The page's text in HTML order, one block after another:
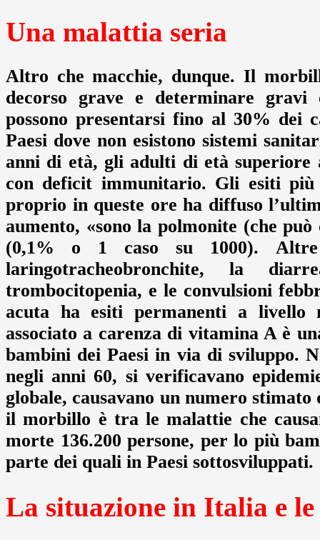
Una malattia seria
Altro che macchie, dunque. Il
decorso grave e determinare gravi
possono presentarsi fino al 30% dei
Paesi dove non esistono sistemi
anni di età, gli adulti di età superiore
con deficit immunitario. Gli esiti più
proprio in queste ore ha diffuso
aumento, «sono la polmonite (che
(0,1% o 1 caso su 1000). Altre
laringotracheobronchite, la
trombocitopenia, e le convulsioni
acuta ha esiti permanenti a livello
associato a carenza di vitamina A è
bambini dei Paesi in via di sviluppo.
negli anni 60, si verificavano
globale, causavano un numero
il morbillo è tra le malattie che
morte 136.200 persone, per lo più
parte dei quali in Paesi sottosviluppati.
La situazione in Italia e